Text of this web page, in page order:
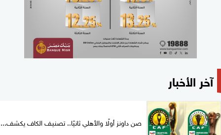
آخر الأخبار
صن داونز أولًا والأهلي ثانيًا.. تصنيف الكاف يكشف...